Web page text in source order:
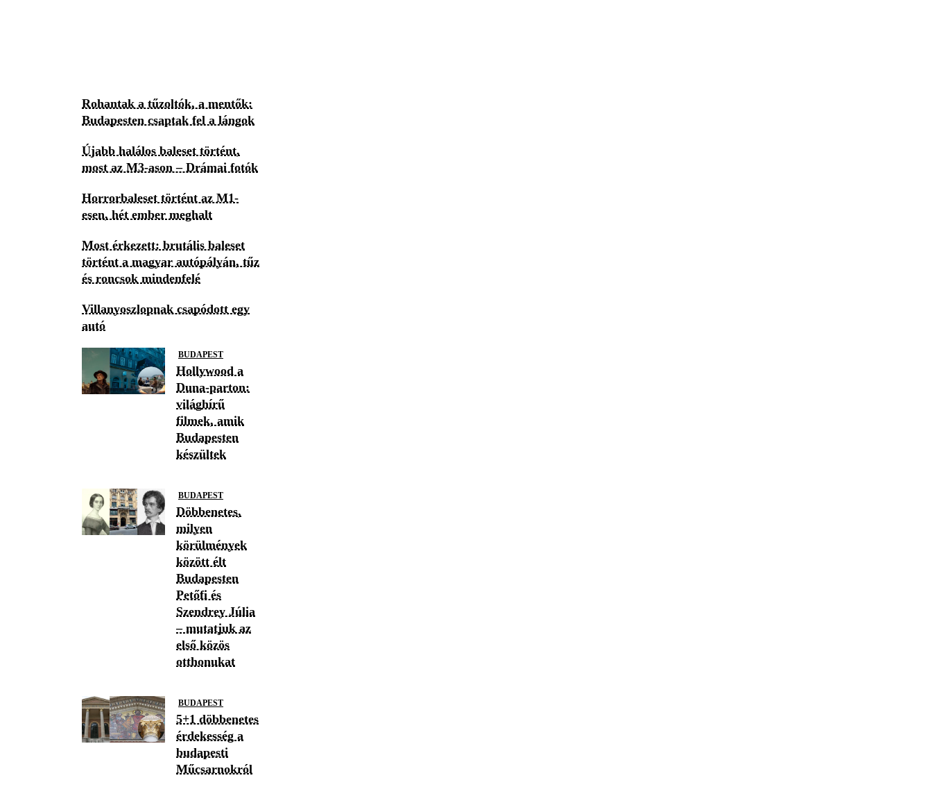
Rohantak a tűzoltók, a mentők:
Budapesten csaptak fel a lángok
Újabb halálos baleset történt,
most az M3-ason – Drámai fotók
Horrorbaleset történt az M1-
esen, hét ember meghalt
Most érkezett: brutális baleset
történt a magyar autópályán, tűz
és roncsok mindenfelé
Villanyoszlopnak csapódott egy
autó
BUDAPEST
Hollywood a
Duna-parton:
világhírű
filmek, amik
Budapesten
készültek
BUDAPEST
Döbbenetes,
milyen
körülmények
között élt
Budapesten
Petőfi és
Szendrey Júlia
– mutatjuk az
első közös
otthonukat
BUDAPEST
5+1 döbbenetes
érdekesség a
budapesti
Műcsarnokról